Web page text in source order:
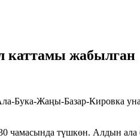
каттамы жабылган
Бука-Жаңы-Базар-Кировка
чамасында түшкөн. Алдын ала